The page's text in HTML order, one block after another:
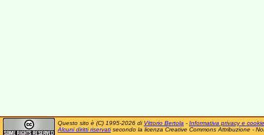
Questo sito è (C) 1995-2026 di Vittorio Bertola - Informativa privacy e cookie
Alcuni diritti riservatisecondo la licenza Creative Commons Attribuzione -